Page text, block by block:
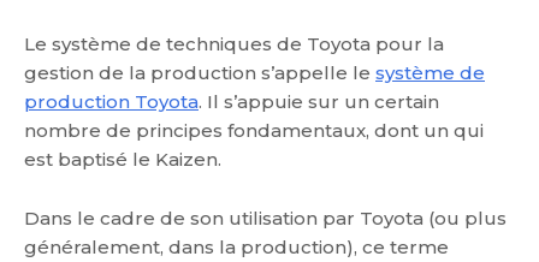
Le système de techniques de Toyota pour la
gestion de la production s’appelle le système de
production Toyota. Il s’appuie sur un certain
nombre de principes fondamentaux, dont un qui
est baptisé le Kaizen.
Dans le cadre de son utilisation par Toyota (ou plus
généralement, dans la production), ce terme